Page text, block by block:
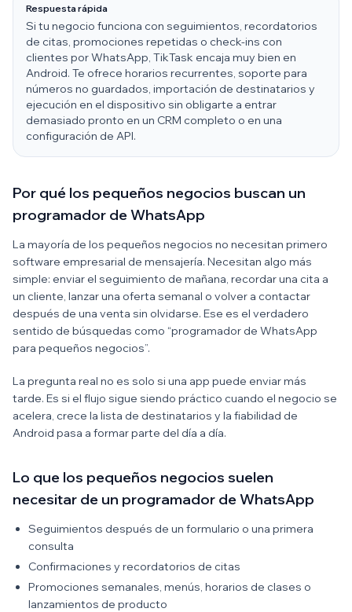
Respuesta rápida
Si tu negocio funciona con seguimientos, recordatorios
de citas, promociones repetidas o check-ins con
clientes por WhatsApp, TikTask encaja muy bien en
Android. Te ofrece horarios recurrentes, soporte para
números no guardados, importación de destinatarios y
ejecución en el dispositivo sin obligarte a entrar
demasiado pronto en un CRM completo o en una
configuración de API.
Por qué los pequeños negocios buscan un
programador de WhatsApp
La mayoría de los pequeños negocios no necesitan primero
software empresarial de mensajería. Necesitan algo más
simple: enviar el seguimiento de mañana, recordar una cita a
un cliente, lanzar una oferta semanal o volver a contactar
después de una venta sin olvidarse. Ese es el verdadero
sentido de búsquedas como “programador de WhatsApp
para pequeños negocios”.
La pregunta real no es solo si una app puede enviar más
tarde. Es si el flujo sigue siendo práctico cuando el negocio se
acelera, crece la lista de destinatarios y la fiabilidad de
Android pasa a formar parte del día a día.
Lo que los pequeños negocios suelen
necesitar de un programador de WhatsApp
Seguimientos después de un formulario o una primera
consulta
Confirmaciones y recordatorios de citas
Promociones semanales, menús, horarios de clases o
lanzamientos de producto